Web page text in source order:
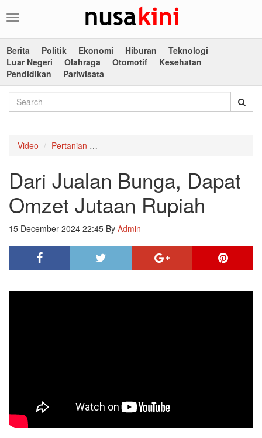
Toggle
Berita
Politik Ekonomi Hiburan
Teknologi
Luar Negeri
Olahraga Otomotif
Kesehatan
Pendidikan
Pariwisata
Video Pertanian
Dari Jualan Bunga, Dapat
Omzet Jutaan Rupiah
15 December 2024 22:45 By Admin